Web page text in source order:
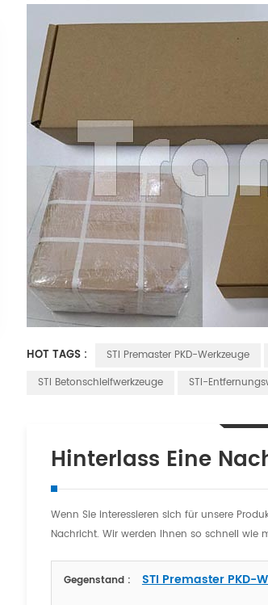
HOT TAGS : STI Premaster PKD-Werkzeuge
STI Betonschleifwerkzeuge
STI-
Hinterlass Eine
Wenn Sie interessieren sich für unsere
Nachricht. Wir werden Ihnen so schnell wie
Gegenstand : STI Premaster PKD-